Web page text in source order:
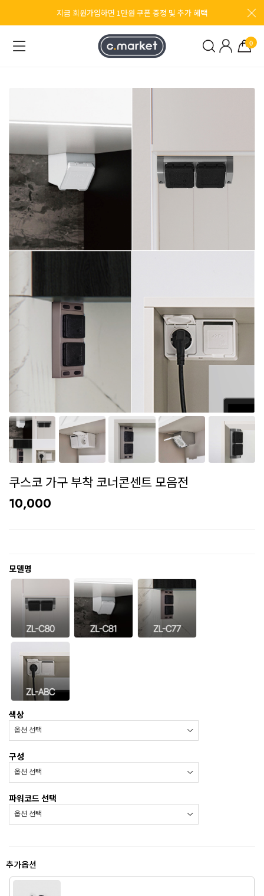
지금 회원가입하면 1만원 쿠폰 증정 및 추가 혜택
0
쿠스코 가구 부착 코너콘센트 모음전
10,000
모델명
색상
구성
파워코드 선택
추가옵션